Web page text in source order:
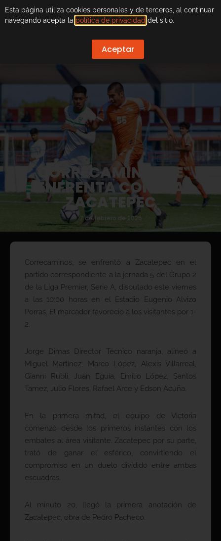
CORRECAMINOS SE
ENFRENTA CONTRA
ZACATEPEC
7 de febrero de 2025
Correcaminos, se enfrentó a Zacatepec en el
partido correspondiente a la jornada 5 del Grupo 2
de la Liga Premier, Serie A, disputado este viernes
a las 10:00 horas en el Estadio Eugenio Alvizo
Porras. El marcador favoreció a los visitantes por 1-
2.
Jorge Dimas Director Técnico naranja, alineó a
Miguel Martínez, Marco López, Alexis Villarreal,
Gianni Rubli, Juan Eguía, Emilio López, Santos
Tamez, Julio Flores, Rafael Arce y Edson Acuña.
En la primera mitad, el equipo de Victoria
comenzó desde los primeros instantes con los
embates al área visitante. Zacatepec por su parte,
trató de ganar el esférico, convirtiendo el
compromiso en un duelo dividido entre ambas
escuadras.
Al minuto 20, llegó la primera anotación de
Zacatepec, obra de Pedro Pacheco.
Esta página utiliza cookies personales y de terceros, al continuar
navegando acepta la política de privacidad del sitio.
Aceptar